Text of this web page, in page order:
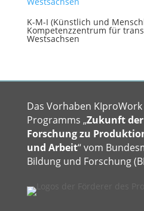
K-M-I (Künstlich und
Kompetenzzentrum für
Westsachsen
Das Vorhaben
Programms „Zukunft
Forschung zu
und Arbeit“ vom
Bildung und Forschung